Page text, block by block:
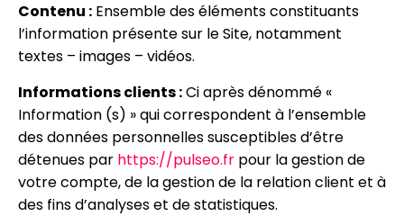
Contenu : Ensemble des éléments constituants
l’information présente sur le Site, notamment
textes – images – vidéos.
Informations clients :Ci après dénommé «
Information (s) » qui correspondent à l’ensemble
des données personnelles susceptibles d’être
détenues par https://pulseo.fr pour la gestion de
votre compte, de la gestion de la relation client et à
des fins d’analyses et de statistiques.